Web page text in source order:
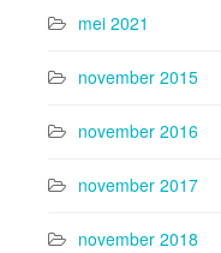
mei 2021
november 2015
november 2016
november 2017
november 2018